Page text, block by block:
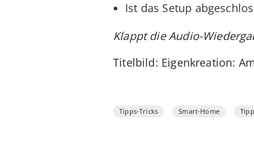
Ist das Setup
Klappt die Audio-
Titelbild: Eigenkreation:
Tipps-Tricks Smart-Home